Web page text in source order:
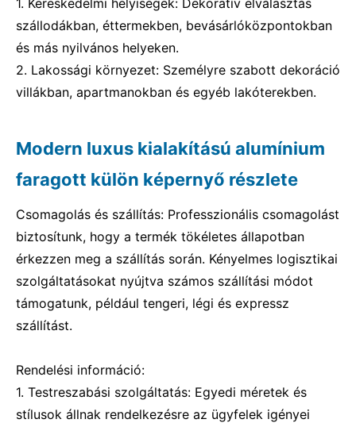
szállodákban, éttermekben, bevásárlóközpontokban
és más nyilvános helyeken.
2. Lakossági környezet: Személyre szabott dekoráció
villákban, apartmanokban és egyéb lakóterekben.
Modern luxus kialakítású alumínium
faragott külön képernyő részlete
Csomagolás és szállítás: Professzionális csomagolást
biztosítunk, hogy a termék tökéletes állapotban
érkezzen meg a szállítás során. Kényelmes logisztikai
szolgáltatásokat nyújtva számos szállítási módot
támogatunk, például tengeri, légi és expressz
szállítást.
Rendelési információ:
1. Testreszabási szolgáltatás: Egyedi méretek és
stílusok állnak rendelkezésre az ügyfelek igényei